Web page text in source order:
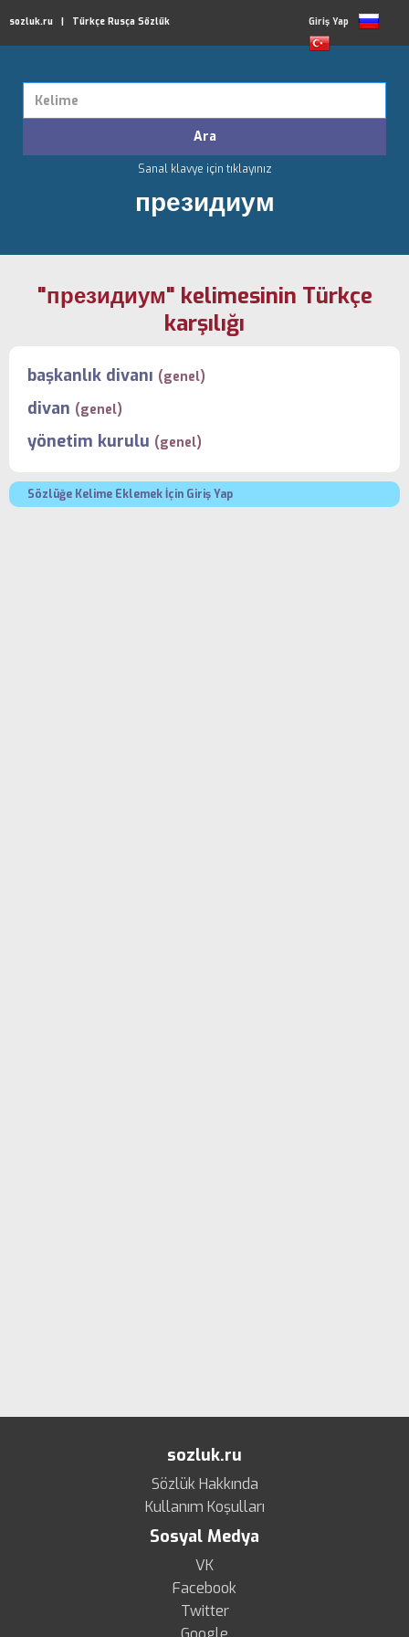
sozluk.ru | Türkçe Rusça Sözlük Giriş Yap
Sanal klavye için tıklayınız
президиум
"президиум" kelimesinin Türkçe
karşılığı
başkanlık divanı (genel)
divan (genel)
yönetim kurulu (genel)
Sözlüğe Kelime Eklemek İçin Giriş Yap
sozluk.ru
Sözlük Hakkında
Kullanım Koşulları
Sosyal Medya
VK
Facebook
Twitter